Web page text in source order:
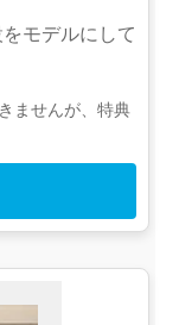
モデルにして
ませんが、特典